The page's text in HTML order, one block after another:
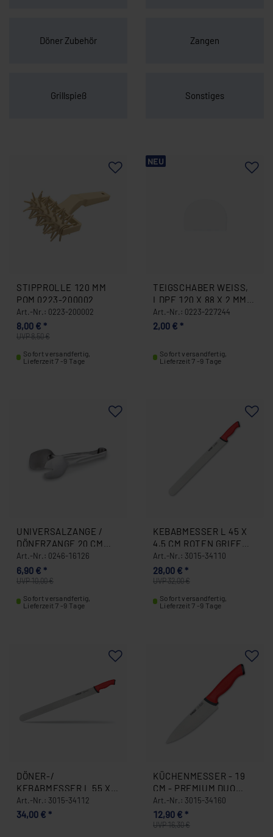
Döner Zubehör Zangen
Grillspieß Sonstiges
STIPPROLLE 120 MM
POM 0223-200002
Art.-Nr.: 0223-200002
UVP 8,50 €
8,00 € *
Sofort versandfertig,
Lieferzeit 7 -9 Tage
NEU
TEIGSCHABER WEISS, L
DPE 120 X 88 X 2 MM 0
223-227244
Art.-Nr.: 0223-227244
2,00 € *
Sofort versandfertig,
Lieferzeit 7 -9 Tage
UNIVERSALZANGE /
DÖNERZANGE 20 CM
EDELSTAHL 0246-
16126
Art.-Nr.: 0246-16126
UVP 10,00 €
6,90 € *
Sofort versandfertig,
Lieferzeit 7 -9 Tage
KEBABMESSER L 45 X
4,5 CM ROTEN GRIFF
3015-34110
Art.-Nr.: 3015-34110
UVP 32,00 €
28,00 € *
Sofort versandfertig,
Lieferzeit 7 -9 Tage
DÖNER-/
KEBABMESSER L 55 X
4,5 CM ROTEN GRIFF
3015-34112
Art.-Nr.: 3015-34112
34,00 € *
KÜCHENMESSER - 19
CM - PREMIUM DUO
3015-34160
Art.-Nr.: 3015-34160
UVP 16,30 €
12,90 € *